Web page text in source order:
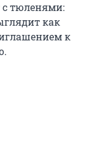
с тюленями:
как
к